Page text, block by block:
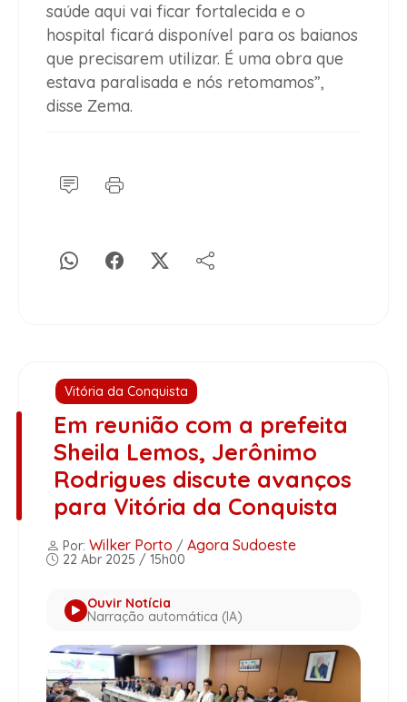
saúde aqui vai ficar fortalecida e o
hospital ficará disponível para os baianos
que precisarem utilizar. É uma obra que
estava paralisada e nós retomamos”,
disse Zema.
Vitória da Conquista
Em reunião com a prefeita
Sheila Lemos, Jerônimo
Rodrigues discute avanços
para Vitória da Conquista
Por: Wilker Porto / Agora Sudoeste
22 Abr 2025 / 15h00
Ouvir Notícia
Narração automática (IA)